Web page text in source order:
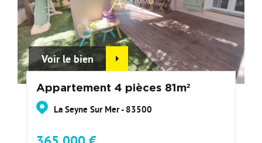
Voir le bien
Appartement 4 pièces 81m²
La Seyne Sur Mer - 83500